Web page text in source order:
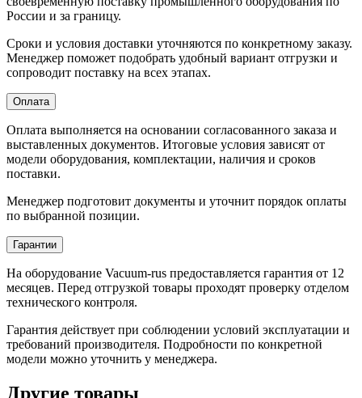
России и за границу.
Сроки и условия доставки уточняются по конкретному заказу.
Менеджер поможет подобрать удобный вариант отгрузки и
сопроводит поставку на всех этапах.
Оплата
Оплата выполняется на основании согласованного заказа и
выставленных документов. Итоговые условия зависят от
модели оборудования, комплектации, наличия и сроков
поставки.
Менеджер подготовит документы и уточнит порядок оплаты
по выбранной позиции.
Гарантии
На оборудование Vacuum-rus предоставляется гарантия от 12
месяцев. Перед отгрузкой товары проходят проверку отделом
технического контроля.
Гарантия действует при соблюдении условий эксплуатации и
требований производителя. Подробности по конкретной
модели можно уточнить у менеджера.
Другие товары